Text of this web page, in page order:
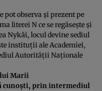
pot observa şi prezent pe
literei N ce se regăseşte şi
Nykăi, locul devine sediul
instituţii ale Academiei,
Autorităţii Naţionale
Marii
cunoşti, prin intermediul